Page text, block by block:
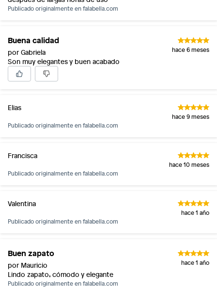
Publicado originalmente enfalabella.com
Buena calidad
por Gabriela hace 6 meses
Son muy elegantes y buen acabado
Elias
hace 9 meses
Publicado originalmente enfalabella.com
Francisca
hace 10 meses
Publicado originalmente enfalabella.com
Valentina
hace 1 año
Publicado originalmente enfalabella.com
Buen zapato
por Mauricio hace 1 año
Lindo zapato, cómodo y elegante
Publicado originalmente enfalabella.com